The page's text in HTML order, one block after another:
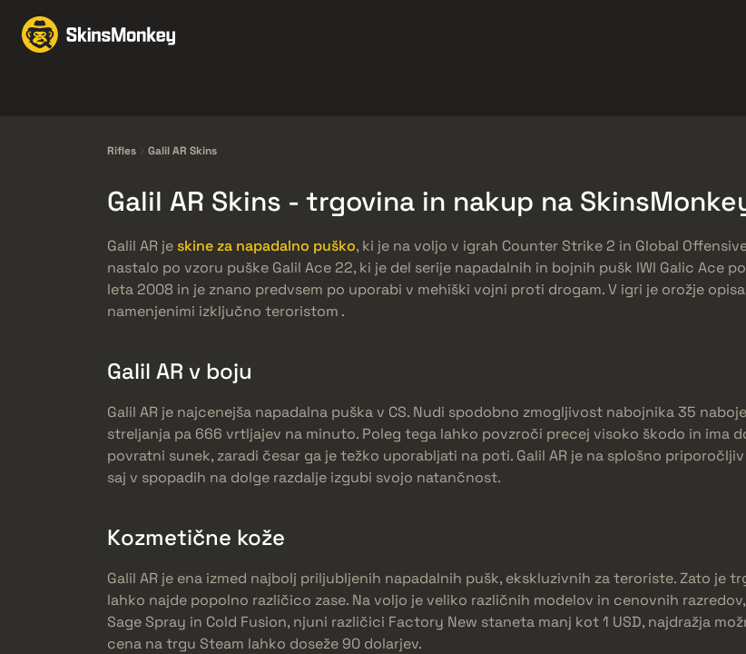
Rifles Galil AR Skins
Galil AR Skins - trgovina in nakup na
Galil AR je skine za napadalno puško, ki je na voljo v igrah Counter Strike 2 in Global
nastalo po vzoru puške Galil Ace 22, ki je del serije napadalnih in bojnih pušk IWI Galic Ace
leta 2008 in je znano predvsem po uporabi v mehiški vojni proti drogam. V igri je orožje
namenjenimi izključno teroristom .
Galil AR v boju
Galil AR je najcenejša napadalna puška v CS. Nudi spodobno zmogljivost nabojnika 35
streljanja pa 666 vrtljajev na minuto. Poleg tega lahko povzroči precej visoko škodo in ima
povratni sunek, zaradi česar ga je težko uporabljati na poti. Galil AR je na splošno
saj v spopadih na dolge razdalje izgubi svojo natančnost.
Kozmetične kože
Galil AR je ena izmed najbolj priljubljenih napadalnih pušk, ekskluzivnih za teroriste. Zato je
lahko najde popolno različico zase. Na voljo je veliko različnih modelov in cenovnih
Sage Spray in Cold Fusion, njuni različici Factory New staneta manj kot 1 USD, najdražja
cena na trgu Steam lahko doseže 90 dolarjev.